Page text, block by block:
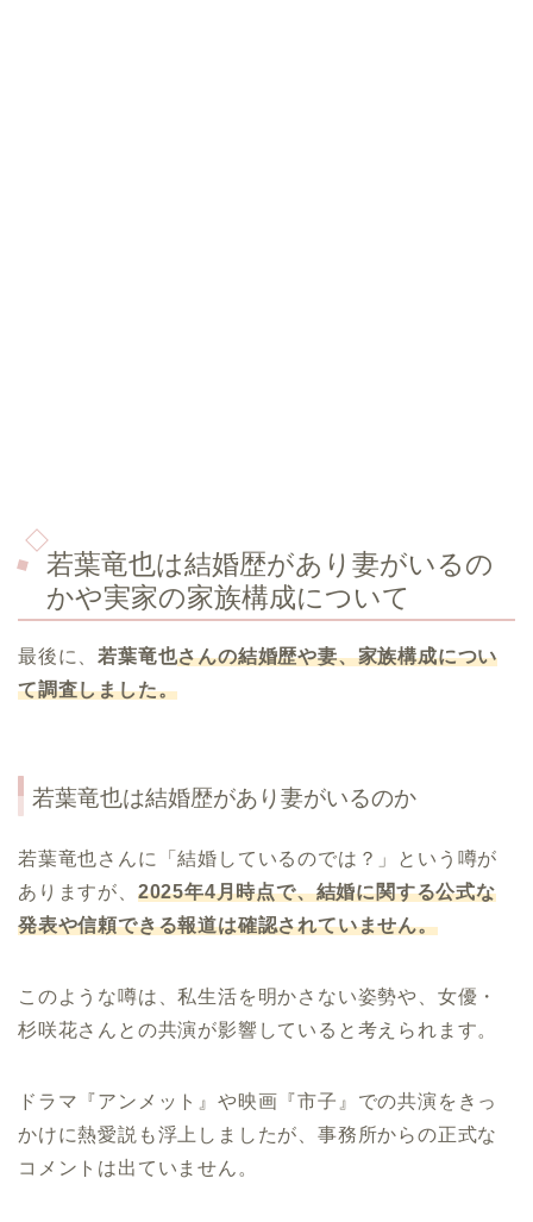
若葉竜也は結婚歴があり妻がいるの
かや実家の家族構成について
最後に、若葉竜也さんの結婚歴や妻、家族構成につい
て調査しました。
若葉竜也は結婚歴があり妻がいるのか
若葉竜也さんに「結婚しているのでは？」という噂が
ありますが、 2025年4月時点で、結婚に関する公式な
発表や信頼できる報道は確認されていません。
このような噂は、私生活を明かさない姿勢や、女優・
杉咲花さんとの共演が影響していると考えられます。
ドラマ『アンメット』や映画『市子』での共演をきっ
かけに熱愛説も浮上しましたが、事務所からの正式な
コメントは出ていません。